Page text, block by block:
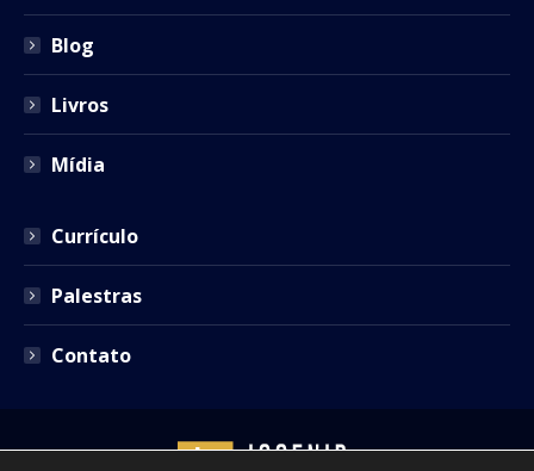
Blog
Livros
Mídia
Currículo
Palestras
Contato